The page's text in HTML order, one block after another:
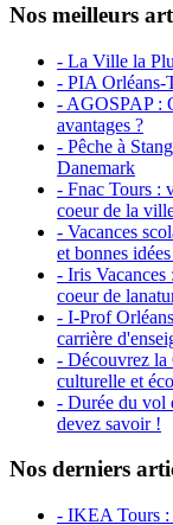
Nos meilleurs
- La Ville la
- PIA Orléans-
- AGOSPAP :
avantages ?
- Pêche à
Danemark
- Fnac Tours :
coeur de la
- Vacances
et bonnes
- Iris Vacances
coeur de
- I-Prof
carrière
- Découvrez la
culturelle et
- Durée du vol
devez savoir !
Nos derniers
- IKEA Tours :